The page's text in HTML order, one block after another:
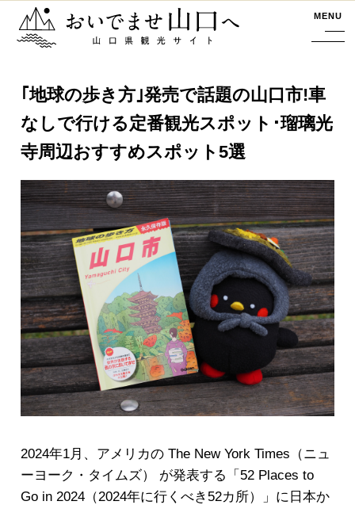
おいでませ山口へー山口県観光サイト MENU
｢地球の歩き方｣発売で話題の山口市!車
なしで行ける定番観光スポット･瑠璃光
寺周辺おすすめスポット5選
2024年1月、アメリカの The New York Times（ニュ
ーヨーク・タイムズ） が発表する「52 Places to
Go in 2024（2024年に行くべき52カ所）」に日本か